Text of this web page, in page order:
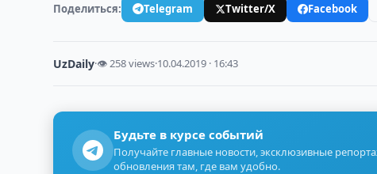
Поделиться: Telegram Twitter/X Facebook
UzDaily·👁 258 views·10.04.2019 · 16:43
Будьте в курсе событий
Получайте главные новости, эксклюзивные
обновления там, где вам удобно.